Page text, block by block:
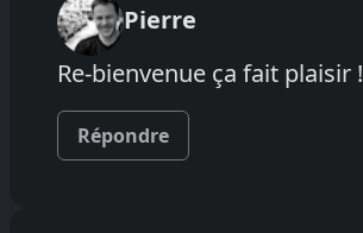
Pierre
Re-bienvenue ça fait plaisir !
Répondre